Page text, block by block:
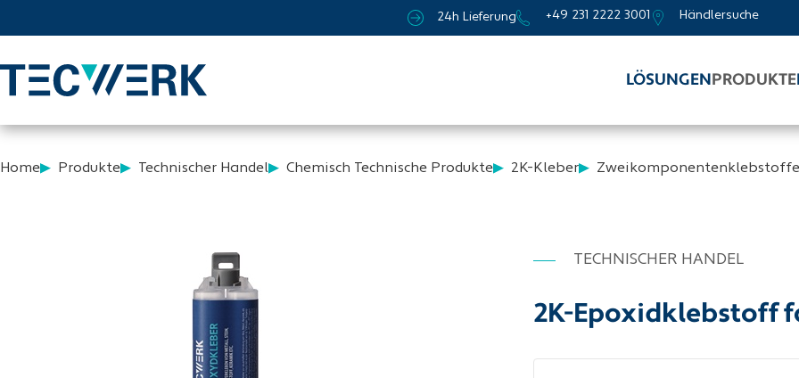
24h Lieferung +49 231 2222 3001 Händlersuche
LÖSUNGEN PRODUKTE
Home Produkte Technischer Handel Chemisch Technische Produkte 2K-Kleber Zweikomponentenklebstoffe
TECHNISCHER HANDEL
2K-Epoxidklebstoff